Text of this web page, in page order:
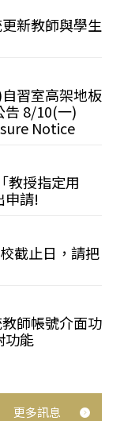
新教師與學生
習室高架地板
告 8/10(一)
Notice
教授指定用
申請!
截止日，請把
師帳號介面功
功能
更多訊息